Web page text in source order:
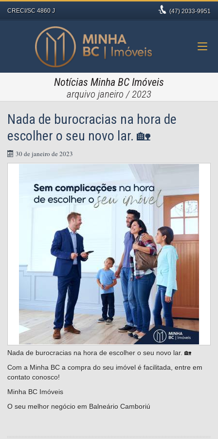
CRECI/SC 4860 J (47) 2033-9951
Notícias Minha BC Imóveis
arquivo janeiro / 2023
Nada de burocracias na hora de
escolher o seu novo lar. 🏡
30 de janeiro de 2023
Nada de burocracias na hora de escolher o seu novo lar. 🏡
Com a Minha BC a compra do seu imóvel é facilitada, entre em
contato conosco!
Minha BC Imóveis
O seu melhor negócio em Balneário Camboriú